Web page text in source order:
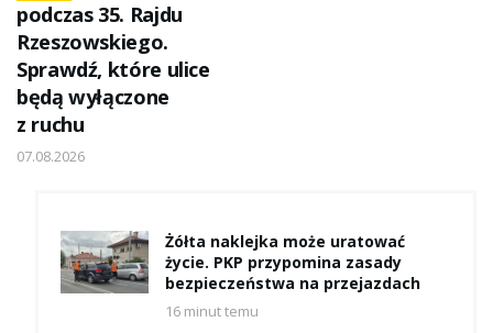
podczas 35. Rajdu
Rzeszowskiego.
Sprawdź, które ulice
będą wyłączone
z ruchu
07.08.2026
Żółta naklejka może uratować
życie. PKP przypomina zasady
bezpieczeństwa na przejazdach
16 minut temu